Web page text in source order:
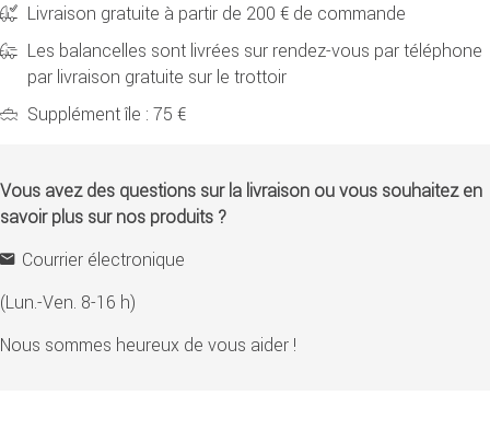
Livraison gratuite à partir de 200 € de commande
Les balancelles sont livrées sur rendez-vous par téléphone
par livraison gratuite sur le trottoir
Supplément île : 75 €
Vous avez des questions sur la livraison ou vous souhaitez en
savoir plus sur nos produits ?
Courrier électronique
(Lun.-Ven. 8-16 h)
Nous sommes heureux de vous aider !